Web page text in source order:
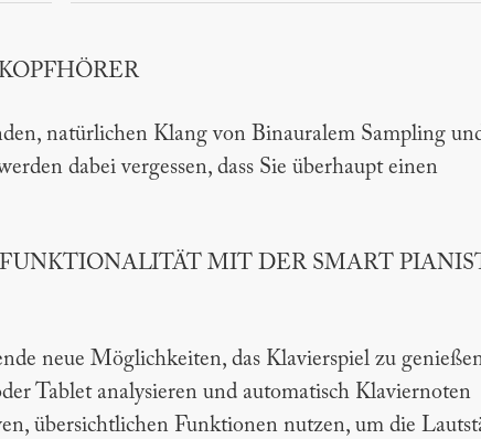
natürlichen Klang von Binauralem Sampling
dabei vergessen, dass Sie überhaupt einen
MIT DER SMART
neue Möglichkeiten, das Klavierspiel zu
Tablet analysieren und automatisch Klaviernoten
übersichtlichen Funktionen nutzen, um die